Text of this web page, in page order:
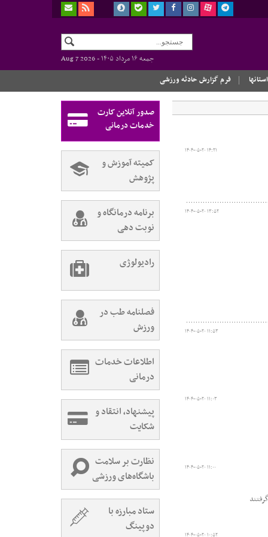
جمعه ۱۶ مرداد ۱۴۰۵ -
Aug 7 2026
استانها فرم گزارش حادثه ورزشی
۱۴۰۴-۰۵-۲۰ ۱۴:۲۱
۱۴۰۴-۰۵-۲۰ ۱۳:۵۲
۱۴۰۴-۰۵-۲۰ ۱۱:۵۳
۱۴۰۴-۰۵-۲۰ ۱۱:۰۳
۱۴۰۴-۰۵-۲۰ ۱۱:۰۰
صدور آنلاین کارت
خدمات درمانی
کمیته آموزش و
پژوهش
برنامه درمانگاه و
نوبت دهی
رادیولوژی
فصلنامه طب در
ورزش
اطلاعات خدمات
درمانی
پیشنهاد، انتقاد و
شکایت
نظارت بر سلامت
باشگاه‌های ورزشی
ستاد مبارزه با
دوپینگ